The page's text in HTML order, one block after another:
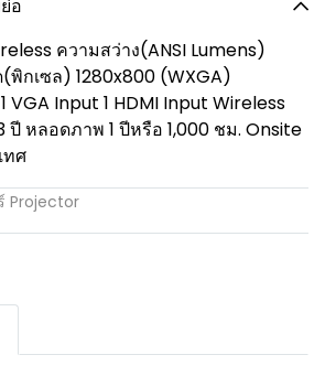
อ
ความสว่าง(ANSI Lumens)
พิกเซล) 1280x800 (WXGA)
VGA Input 1 HDMI Input Wireless
ปี หลอดภาพ 1 ปีหรือ 1,000 ชม. Onsite
ทศ
Projector